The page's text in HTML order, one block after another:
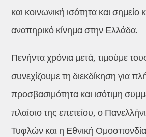
και κοινωνική ισότητα και σημείο
αναπηρικό κίνημα στην Ελλάδα.
Πενήντα χρόνια μετά, τιμούμε
συνεχίζουμε τη διεκδίκηση για
προσβασιμότητα και ισότιμη
πλαίσιο της επετείου, ο
Τυφλών και η Εθνική